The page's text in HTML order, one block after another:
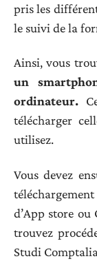
pris les
le suivi de la
Ainsi, vous
un
ordinateur.
télécharger
utilisez.
Vous devez
d’App store ou
trouvez
Studi